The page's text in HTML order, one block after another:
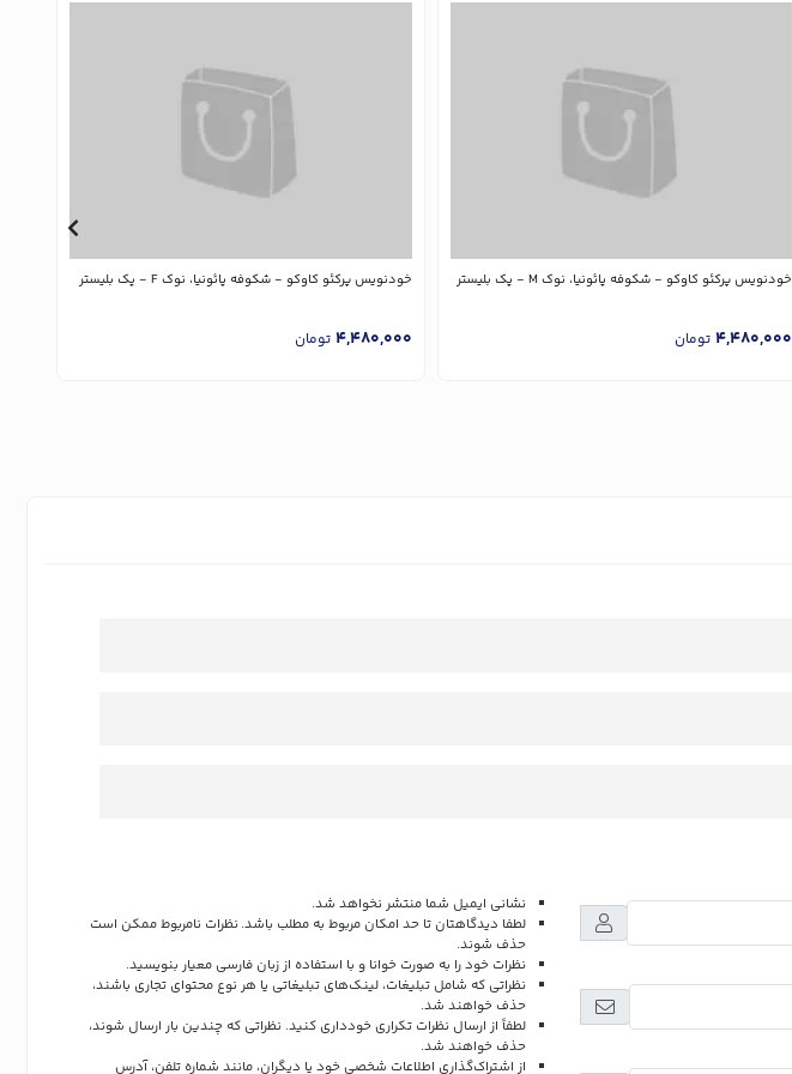
خودنویس پرکئو کاوکو - شکوفه پائونیا، نوک M - پک بلیستر
4,480,000 تومان
خودنویس پرکئو کاوکو - شکوفه پائونیا، نوک F - پک بلیستر
4,480,000 تومان
نشانی ایمیل شما منتشر نخواهد شد.
لطفا دیدگاهتان تا حد امکان مربوط به مطلب باشد. نظرات نامربوط ممکن است
حذف شوند.
نظرات خود را به صورت خوانا و با استفاده از زبان فارسی معیار بنویسید.
نظراتی که شامل تبلیغات، لینک‌های تبلیغاتی یا هر نوع محتوای تجاری باشند،
حذف خواهند شد.
لطفاً از ارسال نظرات تکراری خودداری کنید. نظراتی که چندین بار ارسال شوند،
حذف خواهند شد.
از اشتراک‌گذاری اطلاعات شخصی خود یا دیگران، مانند شماره تلفن، آدرس